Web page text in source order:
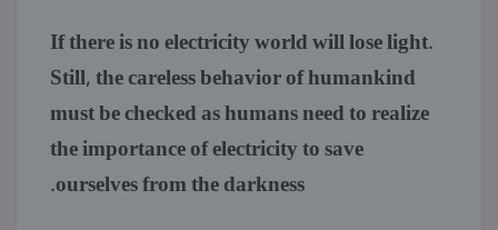
If there is no electricity world will lose light.
Still, the careless behavior of humankind
must be checked as humans need to realize
the importance of electricity to save
ourselves from the darkness.